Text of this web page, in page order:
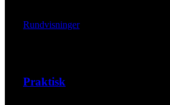
Rundvisninger
Praktisk